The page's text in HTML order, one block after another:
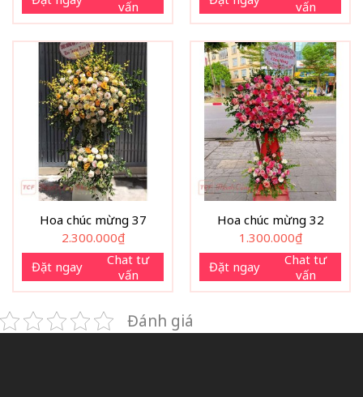
vấn
vấn
Hoa chúc mừng 37
2.300.000₫
Đặt ngay
Chat tư
vấn
Hoa chúc mừng 32
1.300.000₫
Đặt ngay
Chat tư
vấn
Đánh giá